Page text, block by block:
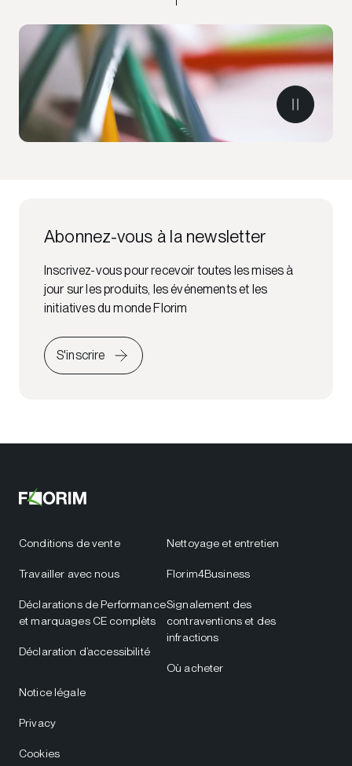
Abonnez-vous à la newsletter
Inscrivez-vous pour recevoir toutes les mises à
jour sur les produits, les événements et les
initiatives du monde Florim
S'inscrire
Conditions de vente
Travailler avec nous
Déclarations de Performance
et marquages CE complèts
Déclaration d’accessibilité
Nettoyage et entretien
Florim4Business
Signalement des
contraventions et des
infractions
Où acheter
Notice légale
Privacy
Cookies